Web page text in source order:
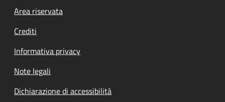
Footer menu
Area riservata
Crediti
Informativa privacy
Note legali
Dichiarazione di accessibilità